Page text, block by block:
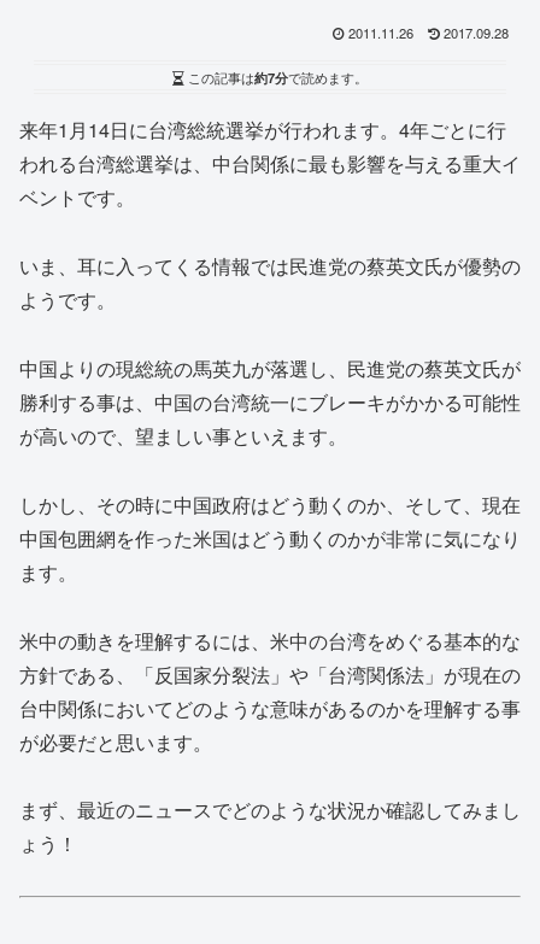
2011.11.26 2017.09.28
この記事は約7分で読めます。
来年1月14日に台湾総統選挙が行われます。4年ごとに行
われる台湾総選挙は、中台関係に最も影響を与える重大イ
ベントです。
いま、耳に入ってくる情報では民進党の蔡英文氏が優勢の
ようです。
中国よりの現総統の馬英九が落選し、民進党の蔡英文氏が
勝利する事は、中国の台湾統一にブレーキがかかる可能性
が高いので、望ましい事といえます。
しかし、その時に中国政府はどう動くのか、そして、現在
中国包囲網を作った米国はどう動くのかが非常に気になり
ます。
米中の動きを理解するには、米中の台湾をめぐる基本的な
方針である、「反国家分裂法」や「台湾関係法」が現在の
台中関係においてどのような意味があるのかを理解する事
が必要だと思います。
まず、最近のニュースでどのような状況か確認してみまし
ょう！